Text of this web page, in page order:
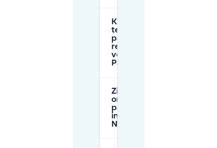
Kan ik van
tevoren
parkeren
reserveren
voor
Paleistuin?
Zijn er vergunning-
only
parkeermogelijkheden
in de buurt van
Noordwal–Veenkade?